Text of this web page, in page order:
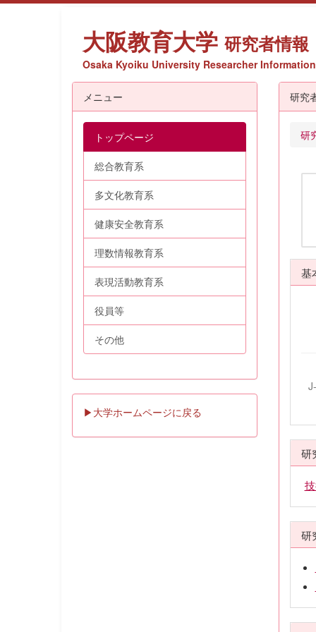
大阪教育大学 研究者情報
Osaka Kyoiku University Researcher Information
研究
研
基
研
研
メニュー
トップページ
総合教育系
多文化教育系
健康安全教育系
理数情報教育系
表現活動教育系
役員等
その他
▶大学ホームページに戻る